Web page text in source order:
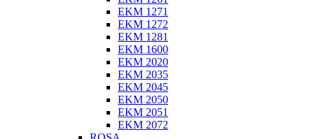
EKM 1271
EKM 1272
EKM 1281
EKM 1600
EKM 2020
EKM 2035
EKM 2045
EKM 2050
EKM 2051
EKM 2072